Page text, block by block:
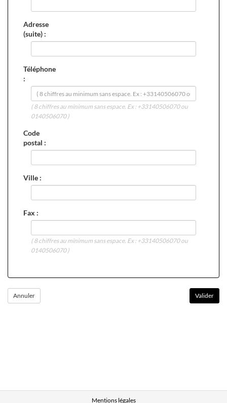
Adresse
(suite) :
Téléphone
:
( 8 chiffres au minimum sans espace. Ex : +33140506070 ou
0140506070 )
Code
postal :
Ville :
Fax :
( 8 chiffres au minimum sans espace. Ex : +33140506070 ou
0140506070 )
Mentions légales